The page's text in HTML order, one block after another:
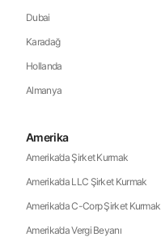
Dubai
Karadağ
Hollanda
Almanya
Amerika
Amerika’da Şirket Kurmak
Amerika’da LLC Şirket Kurmak
Amerika’da C-Corp Şirket Kurmak
Amerika’da Vergi Beyanı